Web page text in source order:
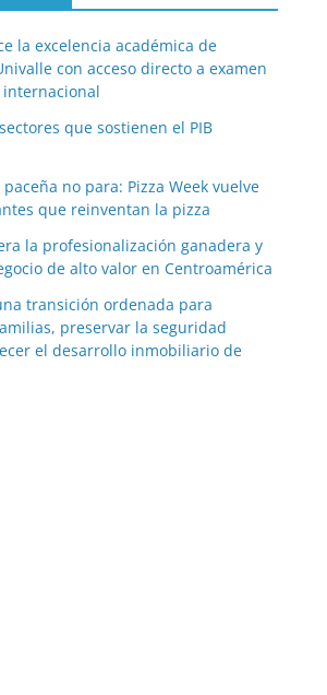
la excelencia académica de
con acceso directo a examen
que sostienen el PIB
no para: Pizza Week vuelve
que reinventan la pizza
la profesionalización ganadera y
de alto valor en Centroamérica
transición ordenada para
preservar la seguridad
el desarrollo inmobiliario de